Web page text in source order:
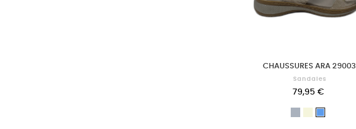
CHAUSSURES ARA 29003
Sandales
79,95 €